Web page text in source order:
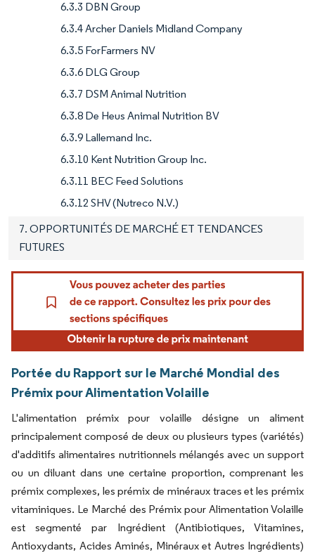
6.3.3 DBN Group
6.3.4 Archer Daniels Midland Company
6.3.5 ForFarmers NV
6.3.6 DLG Group
6.3.7 DSM Animal Nutrition
6.3.8 De Heus Animal Nutrition BV
6.3.9 Lallemand Inc.
6.3.10 Kent Nutrition Group Inc.
6.3.11 BEC Feed Solutions
6.3.12 SHV (Nutreco N.V.)
7. OPPORTUNITÉS DE MARCHÉ ET TENDANCES
FUTURES
Portée du Rapport sur le Marché Mondial des
Prémix pour Alimentation Volaille
L'alimentation prémix pour volaille désigne un aliment
principalement composé de deux ou plusieurs types (variétés)
d'additifs alimentaires nutritionnels mélangés avec un support
ou un diluant dans une certaine proportion, comprenant les
prémix complexes, les prémix de minéraux traces et les prémix
vitaminiques. Le Marché des Prémix pour Alimentation Volaille
est segmenté par Ingrédient (Antibiotiques, Vitamines,
Antioxydants, Acides Aminés, Minéraux et Autres Ingrédients)